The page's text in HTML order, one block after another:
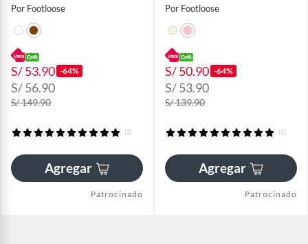
Por Footloose
S/ 53.90 -64%
S/ 56.90
S/ 149.90
(2)
Agregar
Patrocinado
Por Footloose
S/ 50.90 -64%
S/ 53.90
S/ 139.90
(1)
Agregar
Patrocinado